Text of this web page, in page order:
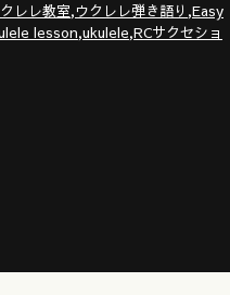
レレ教室,ウクレレ弾き語り ,Easy
lesson,ukulele,RCサクセショ